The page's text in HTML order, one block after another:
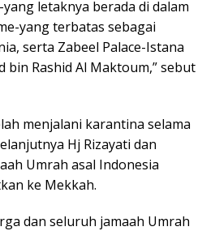
letaknya berada di dalam
yang terbatas sebagai
serta Zabeel Palace-Istana
bin Rashid Al Maktoum,” sebut
menjalani karantina selama
Hj Rizayati dan
Umrah asal Indonesia
ke Mekkah.
dan seluruh jamaah Umrah